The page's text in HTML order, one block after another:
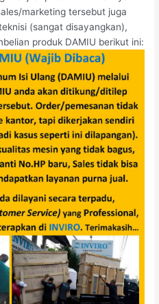
marketing tersebut juga
(sangat disayangkan),
produk DAMIU berikut ini: